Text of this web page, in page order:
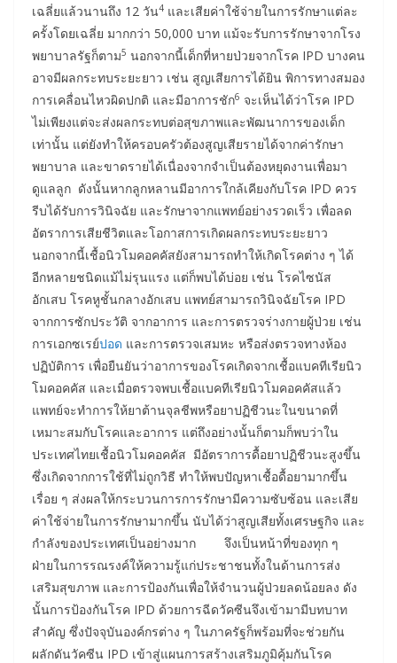
เฉลี่ยแล้วนานถึง 12 วัน4 และเสียค่าใช้จ่ายในการรักษาแต่ละ
ครั้งโดยเฉลี่ย มากกว่า 50,000 บาท แม้จะรับการรักษาจากโรง
พยาบาลรัฐก็ตาม5 นอกจากนี้เด็กที่หายป่วยจากโรค IPD บางคน
อาจมีผลกระทบระยะยาว เช่น สูญเสียการได้ยิน พิการทางสมอง
การเคลื่อนไหวผิดปกติ และมีอาการชัก6 จะเห็นได้ว่าโรค IPD
ไม่เพียงแต่จะส่งผลกระทบต่อสุขภาพและพัฒนาการของเด็ก
เท่านั้น แต่ยังทำให้ครอบครัวต้องสูญเสียรายได้จากค่ารักษา
พยาบาล และขาดรายได้เนื่องจากจำเป็นต้องหยุดงานเพื่อมา
ดูแลลูก ดังนั้นหากลูกหลานมีอาการใกล้เคียงกับโรค IPD ควร
รีบได้รับการวินิจฉัย และรักษาจากแพทย์อย่างรวดเร็ว เพื่อลด
อัตราการเสียชีวิตและโอกาสการเกิดผลกระทบระยะยาว
นอกจากนี้เชื้อนิวโมคอคคัสยังสามารถทำให้เกิดโรคต่าง ๆ ได้
อีกหลายชนิดแม้ไม่รุนแรง แต่ก็พบได้บ่อย เช่น โรคไซนัส
อักเสบ โรคหูชั้นกลางอักเสบ แพทย์สามารถวินิจฉัยโรค IPD
จากการซักประวัติ จากอาการ และการตรวจร่างกายผู้ป่วย เช่น
การเอกซเรย์ปอด และการตรวจเสมหะ หรือส่งตรวจทางห้อง
ปฏิบัติการ เพื่อยืนยันว่าอาการของโรคเกิดจากเชื้อแบคทีเรียนิว
โมคอคคัส และเมื่อตรวจพบเชื้อแบคทีเรียนิวโมคอคคัสแล้ว
แพทย์จะทำการให้ยาต้านจุลชีพหรือยาปฏิชีวนะในขนาดที่
เหมาะสมกับโรคและอาการ แต่ถึงอย่างนั้นก็ตามก็พบว่าใน
ประเทศไทยเชื้อนิวโมคอคคัส มีอัตราการดื้อยาปฏิชีวนะสูงขึ้น
ซึ่งเกิดจากการใช้ที่ไม่ถูกวิธี ทำให้พบปัญหาเชื้อดื้อยามากขึ้น
เรื่อย ๆ ส่งผลให้กระบวนการการรักษามีความซับซ้อน และเสีย
ค่าใช้จ่ายในการรักษามากขึ้น นับได้ว่าสูญเสียทั้งเศรษฐกิจ และ
กำลังของประเทศเป็นอย่างมาก จึงเป็นหน้าที่ของทุก ๆ
ฝ่ายในการรณรงค์ให้ความรู้แก่ประชาชนทั้งในด้านการส่ง
เสริมสุขภาพ และการป้องกันเพื่อให้จำนวนผู้ป่วยลดน้อยลง ดัง
นั้นการป้องกันโรค IPD ด้วยการฉีดวัคซีนจึงเข้ามามีบทบาท
สำคัญ ซึ่งปัจจุบันองค์กรต่าง ๆ ในภาครัฐก็พร้อมที่จะช่วยกัน
ผลักดันวัคซีน IPD เข้าสู่แผนการสร้างเสริมภูมิคุ้มกันโรค